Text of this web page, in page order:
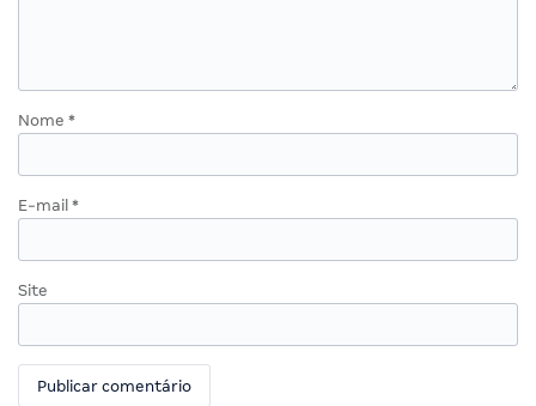
Nome *
E-mail *
Site